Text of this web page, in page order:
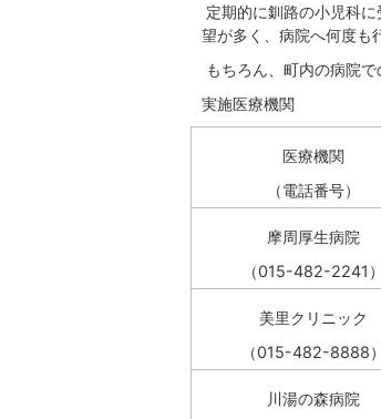
定期的に釧路の小児科
望が多く、病院へ何度も
もちろん、町内の病院
実施医療機関
医療機関
（電話番号）
摩周厚生病院
（015-482-2241）
美里クリニック
（015-482-8888）
川湯の森病院